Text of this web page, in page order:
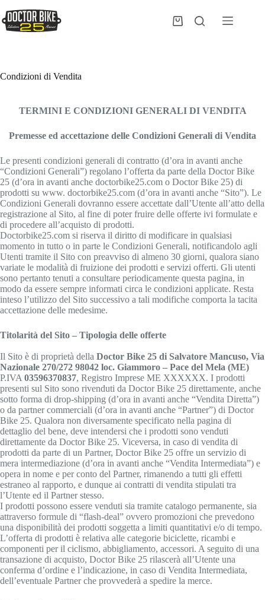
al
contenuto
Carrello
Condizioni di Vendita
TERMINI E CONDIZIONI GENERALI DI VENDITA
Premesse ed accettazione delle Condizioni Generali di Vendita
Le presenti condizioni generali di contratto (d’ora in avanti anche
“Condizioni Generali”) regolano l’offerta da parte della Doctor Bike
25 (d’ora in avanti anche doctorbike25.com o Doctor Bike 25) di
prodotti su www. doctorbike25.com (d’ora in avanti anche “Sito”). Le
Condizioni Generali dovranno essere accettate dall’Utente all’atto della
registrazione al Sito, al fine di poter fruire delle offerte ivi formulate e
di procedere all’acquisto di prodotti.
Doctorbike25.com si riserva il diritto di modificare in qualsiasi
momento in tutto o in parte le Condizioni Generali, notificandolo agli
Utenti tramite il Sito con preavviso di almeno 30 giorni, qualora siano
variate le modalità di fruizione dei prodotti e servizi offerti. Gli utenti
sono pertanto tenuti a consultare periodicamente questa pagina, in
modo da essere sempre informati circa le condizioni applicate. Resta
inteso l’utilizzo del Sito successivo a tali modifiche comporta la tacita
accettazione delle medesime.
Titolarità del Sito – Tipologia delle offerte
Il Sito è di proprietà della Doctor Bike 25 di Salvatore Mancuso, Via
Nazionale 270/272 98042 loc. Giammoro – Pace del Mela (ME)
P.IVA 03596370837, Registro Imprese ME XXXXXX. I prodotti
presenti sul Sito sono rivenduti da Doctor Bike 25 direttamente, anche
sotto forma di drop-shipping (d’ora in avanti anche “Vendita Diretta”)
o da partner commerciali (d’ora in avanti anche “Partner”) di Doctor
Bike 25. Qualora non diversamente specificato nella pagina di
dettaglio del bene, deve intendersi che i prodotti sono venduti
direttamente da Doctor Bike 25. Viceversa, in caso di vendita di
prodotti da parte di un Partner, Doctor Bike 25 offre un servizio di
mera intermediazione (d’ora in avanti anche “Vendita Intermediata”) e
opera in nome e per conto del Partner, rimanendo a tutti gli effetti
estraneo al rapporto, e dunque ai contratti di vendita stipulati tra
l’Utente ed il Partner stesso.
I prodotti possono essere venduti sia tramite catalogo permanente, sia
attraverso formule di “flash-deal” ovvero promozioni che prevedono
una disponibilità dei prodotti soggetta a limiti quantitativi e/o di tempo.
L’offerta di prodotti è relativa alle categorie biciclette, ricambi e
componenti per il ciclismo, abbigliamento, accessori. A seguito di una
transazione di acquisto, Doctor Bike 25 rilascerà all’Utente una
conferma d’ordine e l’indicazione, in caso di Vendita Intermediata,
dell’eventuale Partner che provvederà a spedire la merce.